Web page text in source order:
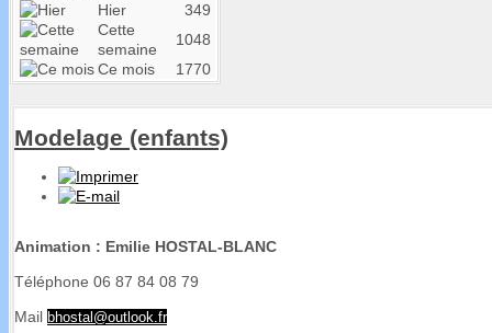
Hier
349
Cette
semaine
1048
Ce mois
1770
Modelage (enfants)
Animation : Emilie HOSTAL-BLANC
Téléphone 06 87 84 08 79
Mail bhostal@outlook.fr